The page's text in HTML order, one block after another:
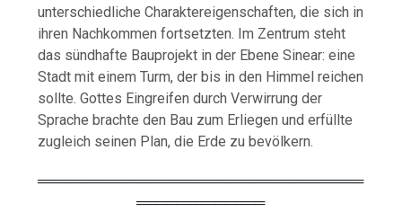
unterschiedliche Charaktereigenschaften, die sich in
ihren Nachkommen fortsetzten. Im Zentrum steht
das sündhafte Bauprojekt in der Ebene Sinear: eine
Stadt mit einem Turm, der bis in den Himmel reichen
sollte. Gottes Eingreifen durch Verwirrung der
Sprache brachte den Bau zum Erliegen und erfüllte
zugleich seinen Plan, die Erde zu bevölkern.
═════════════════════════════════
═════════════